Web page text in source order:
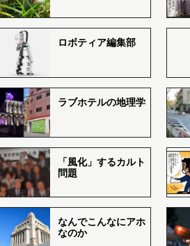
ロボティア編集部
ラブホテルの地理学
「風化」するカルト
問題
なんでこんなにアホ
なのか